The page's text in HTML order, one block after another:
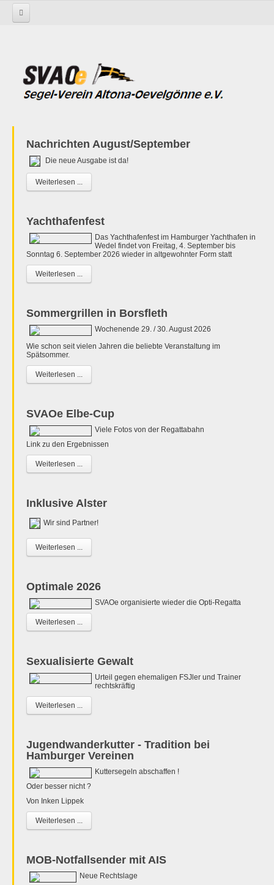
Nachrichten August/September
Die neue Ausgabe ist da!
Weiterlesen ...
Yachthafenfest
Das Yachthafenfest im Hamburger Yachthafen in
Wedel findet von Freitag, 4. September bis
Sonntag 6. September 2026 wieder in altgewohnter Form statt
Weiterlesen ...
Sommergrillen in Borsfleth
Wochenende 29. / 30. August 2026
Wie schon seit vielen Jahren die beliebte Veranstaltung im
Spätsommer.
Weiterlesen ...
SVAOe Elbe-Cup
Viele Fotos von der Regattabahn
Link zu den Ergebnissen
Weiterlesen ...
Inklusive Alster
Wir sind Partner!
Weiterlesen ...
Optimale 2026
SVAOe organisierte wieder die Opti-Regatta
Weiterlesen ...
Sexualisierte Gewalt
Urteil gegen ehemaligen FSJler und Trainer
rechtskräftig
Weiterlesen ...
Jugendwanderkutter - Tradition bei
Hamburger Vereinen
Kuttersegeln abschaffen !
Oder besser nicht ?
Von Inken Lippek
Weiterlesen ...
MOB-Notfallsender mit AIS
Neue Rechtslage